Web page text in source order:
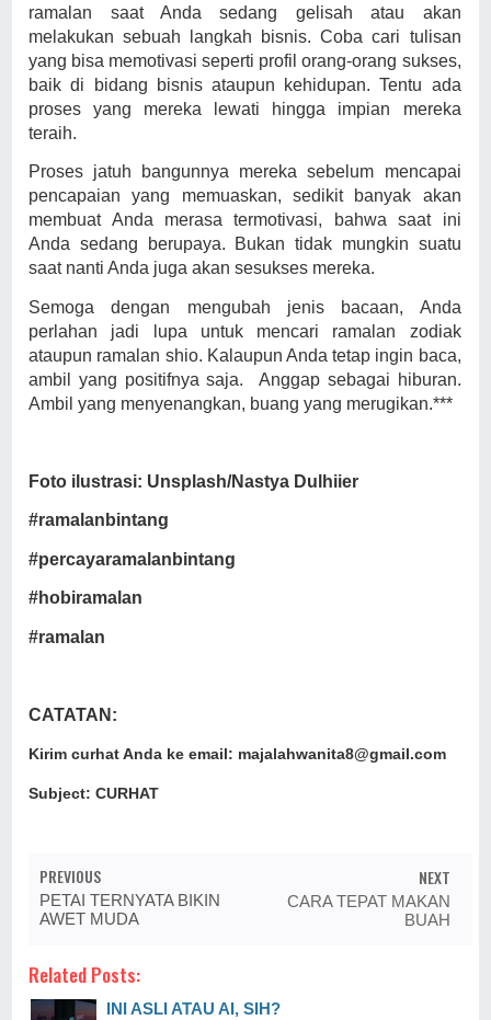
ramalan saat Anda sedang gelisah atau akan
melakukan sebuah langkah bisnis. Coba cari tulisan
yang bisa memotivasi seperti profil orang-orang sukses,
baik di bidang bisnis ataupun kehidupan. Tentu ada
proses yang mereka lewati hingga impian mereka
teraih.
Proses jatuh bangunnya mereka sebelum mencapai
pencapaian yang memuaskan, sedikit banyak akan
membuat Anda merasa termotivasi, bahwa saat ini
Anda sedang berupaya. Bukan tidak mungkin suatu
saat nanti Anda juga akan sesukses mereka.
Semoga dengan mengubah jenis bacaan, Anda
perlahan jadi lupa untuk mencari ramalan zodiak
ataupun ramalan shio. Kalaupun Anda tetap ingin baca,
ambil yang positifnya saja.
Anggap sebagai hiburan.
Ambil yang menyenangkan, buang yang merugikan.***
Foto ilustrasi: Unsplash/Nastya Dulhiier
#ramalanbintang
#percayaramalanbintang
#hobiramalan
#ramalan
CATATAN:
Kirim curhat Anda ke email: majalahwanita8@gmail.com
Subject: CURHAT
PREVIOUS
PETAI TERNYATA BIKIN
AWET MUDA
NEXT
CARA TEPAT MAKAN
BUAH
Related Posts:
INI ASLI ATAU AI, SIH?